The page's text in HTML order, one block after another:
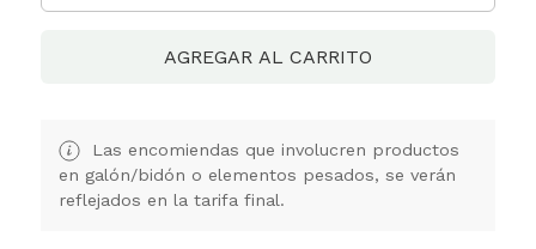
AGREGAR AL CARRITO
Las encomiendas que involucren productos
en galón/bidón o elementos pesados, se verán
reflejados en la tarifa final.